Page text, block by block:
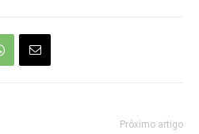
Próximo artigo